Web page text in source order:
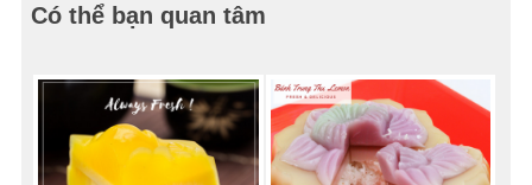
Có thể bạn quan tâm